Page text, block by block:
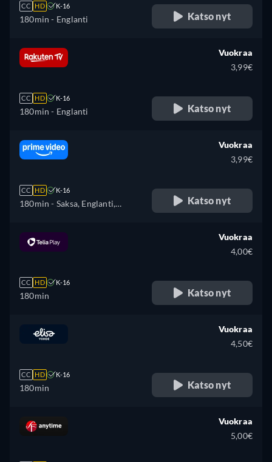
CC HD K-16
180min - Englanti Katso nyt
CC HD K-16
180min - Englanti
Vuokraa
3,99€
Katso nyt
CC HD K-16
180min - Saksa, Englanti,
Vuokraa
3,99€
Katso nyt
CC HD K-16
180min
Vuokraa
4,00€
Katso nyt
CC HD K-16
180min
Vuokraa
4,50€
Katso nyt
Vuokraa
5,00€